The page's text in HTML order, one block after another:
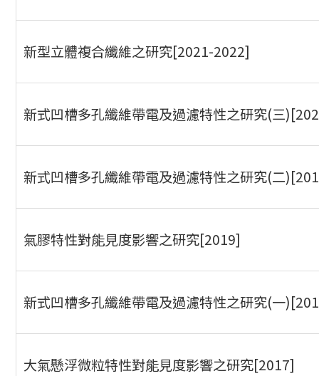
新型立體複合纖維之研究[2021-2022]
新式凹槽多孔纖維帶電及過濾特性之研究(三
新式凹槽多孔纖維帶電及過濾特性之研究(二
氣膠特性對能見度影響之研究[2019]
新式凹槽多孔纖維帶電及過濾特性之研究(一
大氣懸浮微粒特性對能見度影響之研究[2017]